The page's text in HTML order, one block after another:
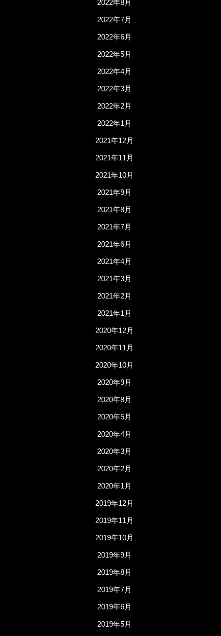
2022年8月
2022年7月
2022年6月
2022年5月
2022年4月
2022年3月
2022年2月
2022年1月
2021年12月
2021年11月
2021年10月
2021年9月
2021年8月
2021年7月
2021年6月
2021年4月
2021年3月
2021年2月
2021年1月
2020年12月
2020年11月
2020年10月
2020年9月
2020年8月
2020年5月
2020年4月
2020年3月
2020年2月
2020年1月
2019年12月
2019年11月
2019年10月
2019年9月
2019年8月
2019年7月
2019年6月
2019年5月